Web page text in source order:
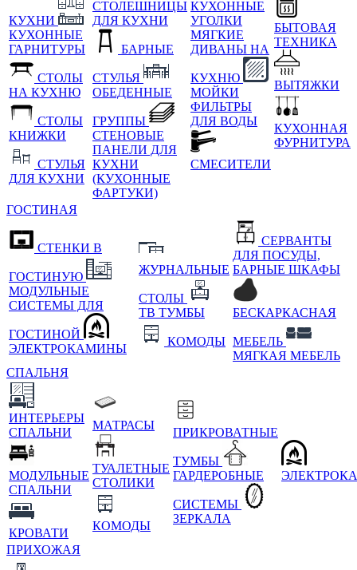
КУХНИ
КУХОННЫЕ
ГАРНИТУРЫ
СТОЛЫ
НА КУХНЮ
СТОЛЫ
КНИЖКИ
СТУЛЬЯ
ДЛЯ КУХНИ
СТОЛЕШНИЦЫ
ДЛЯ КУХНИ
БАРНЫЕ
СТУЛЬЯ
ОБЕДЕННЫЕ
ГРУППЫ
СТЕНОВЫЕ
ПАНЕЛИ ДЛЯ
КУХНИ
(КУХОННЫЕ
ФАРТУКИ)
КУХОННЫЕ
УГОЛКИ
МЯГКИЕ
ДИВАНЫ НА
КУХНЮ
МОЙКИ
ФИЛЬТРЫ
ДЛЯ ВОДЫ
СМЕСИТЕЛИ
БЫТОВАЯ
ТЕХНИКА
ВЫТЯЖКИ
КУХОННАЯ
ФУРНИТУРА
ГОСТИНАЯ
СТЕНКИ В
ГОСТИНУЮ
МОДУЛЬНЫЕ
СИСТЕМЫ ДЛЯ
ГОСТИНОЙ
ЭЛЕКТРОКАМИНЫ
ЖУРНАЛЬНЫЕ
СТОЛЫ
ТВ ТУМБЫ
КОМОДЫ
СЕРВАНТЫ
ДЛЯ ПОСУДЫ,
БАРНЫЕ ШКАФЫ
БЕСКАРКАСНАЯ
МЕБЕЛЬ
МЯГКАЯ МЕБЕЛЬ
СПАЛЬНЯ
ИНТЕРЬЕРЫ
СПАЛЬНИ
МОДУЛЬНЫЕ
СПАЛЬНИ
КРОВАТИ
МАТРАСЫ
ТУАЛЕТНЫЕ
СТОЛИКИ
КОМОДЫ
ПРИКРОВАТНЫЕ
ТУМБЫ
ГАРДЕРОБНЫЕ
СИСТЕМЫ
ЗЕРКАЛА
ПРИХОЖАЯ